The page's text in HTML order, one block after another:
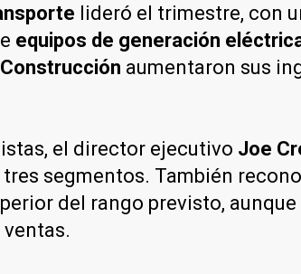
lideró el trimestre, con
equipos de generación
aumentaron sus
el director ejecutivo Joe
segmentos. También
del rango previsto, aunque